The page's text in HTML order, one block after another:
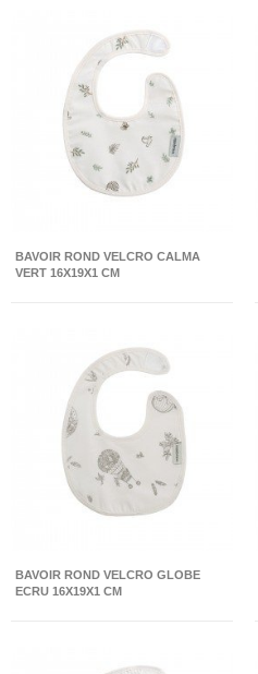
BAVOIR ROND VELCRO CALMA
VERT 16X19X1 CM
BAVOIR ROND VELCRO GLOBE
ECRU 16X19X1 CM